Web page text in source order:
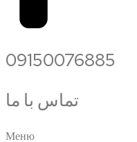
09150076885
تماس با ما
Меню